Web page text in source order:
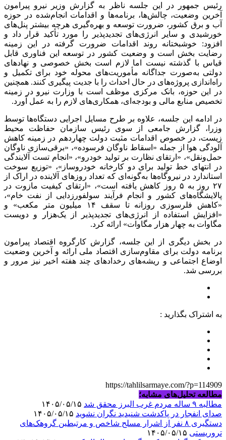
رئیس جمهور در این جلسه ناظر به گزارش وزیر نیرو پیرامون
آخرین وضعیت، چالش‌ها، برنامه‌ها و اقدامات انجام‌شده در حوزه
آب و برق کشور، ضرورت توسعه و بهره‌گیری هرچه بیشتر پنل‌های
خورشیدی و سایر انرژی‌های تجدیدپذیر را مورد تأکید قرار داد و
افزود: خوشبختانه روند اقدامات ضرورت گرفته در این زمینه
رضایت بخش است و وضعیت کشور در توسعه این فناوری قابل
قیاس با گذشته نیست اما لازم است بخش خصوصی و نهادهای
دولتی به‌صورت جداگانه مأموریت‌های محوله خود برای تکمیل و
راه‌اندازی پروژه‌های در حال احداث را با جدیت پیگیری کنند. همچنین
در این حوزه، بانک مرکزی موظف است با وزارت نیرو در زمینه
تخصیص منابع مالی و بودجه‌ای، همکاری‌های لازم را به عمل آورد.
در ادامه این جلسه، علاوه بر طرح مسایل اجرایی دستگاه‌ها توسط
وزرا، گزارش جامعی از سوی رئیس سازمان حفاظت محیط
زیست، در خصوص اقدامات مثبت دولت چهاردهم در زمینه کاهش
آلودگی هوا از جمله «اسقاط ناوگان فرسوده»، «برقی‌سازی ناوگان
حمل‌ونقل»، «ارتقای نظارت بر تولید خودرو»، «انجام تست آلایندگی
در انتهای خط تولید برای دو کارخانه خودروساز»، «توزیع سوخت
استاندارد در نیروگاه‌ها به‌گونه‌ای که تعداد روزهای آلاینده در اراک از
۲۷ روز به ۵ روز کاهش یافته است»، «ارتقای کیفیت مازوت در
پالایشگاه‌های کشور و انجام فرآیند سولفورزدایی از نفت خام»،
«کاهش فلرسوزی روزانه تا سقف ۱۴ میلیون متر مکعب» و
«افزایش استفاده از انرژی‌های تجدیدپذیر از یک‌هزار و دویست
مگاوات به چهار هزار مگاوات» ارائه کرد.
در بخش دیگری از این جلسه، گزارش کارگروه اقتصاد پیرامون
برنامه دولت برای مقاوم‌سازی اقتصاد ملی ارائه و آخرین وضعیت
اوضاع اجتماعی و ریشه‌های رخدادهای چند هفته اخیر نیز مرور و
بررسی شد.
به اشتراک بگذارید :
https://tahlilsarmaye.com/?p=114909
مطالعه تحلیل‌های مشابه؛
مطالبه ۹ ساله مردم غرب البرز محقق شد
صدای انفجار در پاکدشت شنیدید نگران نشوید
دستگیری ۸ نفر از اشرار مسلح شاخص و مرتبطین گروهک‌های
تروریستی